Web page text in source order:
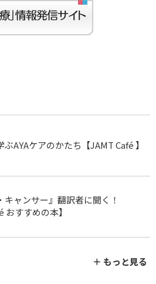
AYAケアのかたち【JAMT Café 】
キャンサー』翻訳者に聞く！
おすすめの本】
＋ もっと見る